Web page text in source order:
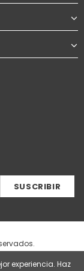
experiencia. Haz